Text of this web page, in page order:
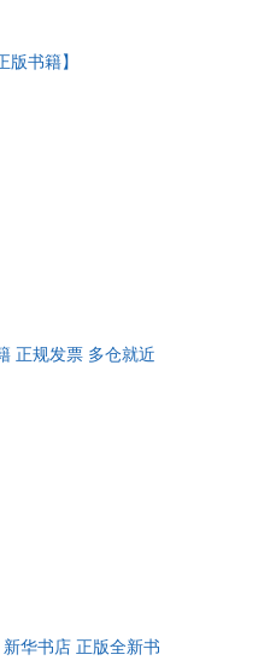
书籍】
正规发票 多仓就近
华书店 正版全新书